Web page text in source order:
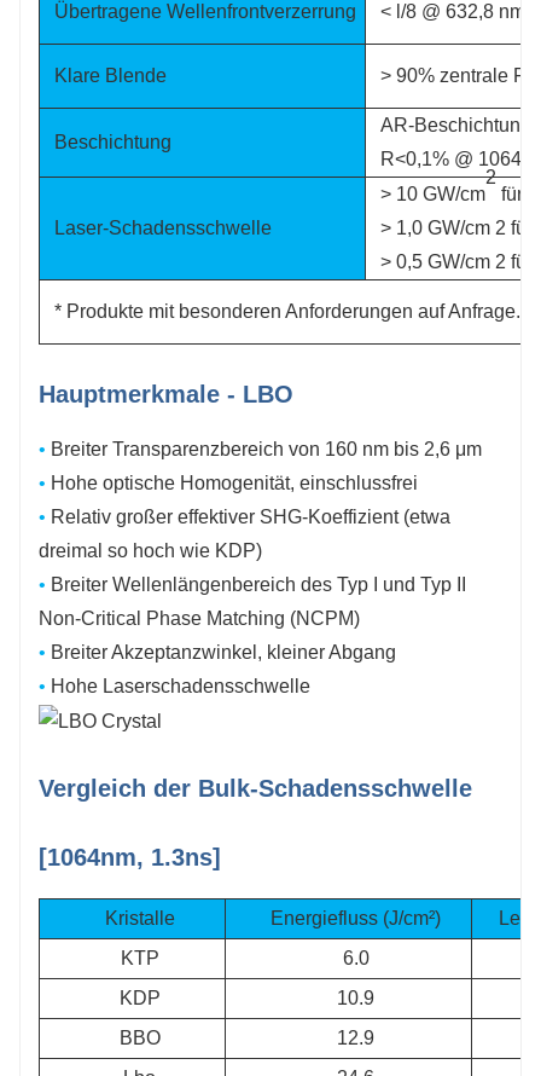
Übertragene Wellenfrontverzerrung < l/8 @ 632,8 nm
Klare Blende > 90% zentrale
Beschichtung
AR-Beschichtung
R<0,1% @ 1064
Laser-Schadensschwelle
> 10 GW/cm
2
für
> 1,0 GW/cm 2 für
> 0,5 GW/cm 2
* Produkte mit besonderen Anforderungen auf Anfrage.
Hauptmerkmale - LBO
• Breiter Transparenzbereich von 160 nm bis 2,6 μm
• Hohe optische Homogenität, einschlussfrei
• Relativ großer effektiver SHG-Koeffizient (etwa
dreimal so hoch wie KDP)
• Breiter Wellenlängenbereich des Typ I und Typ II
Non-Critical Phase Matching (NCPM)
• Breiter Akzeptanzwinkel, kleiner Abgang
• Hohe Laserschadensschwelle
Vergleich der Bulk-Schadensschwelle
[1064nm, 1.3ns]
Kristalle Energiefluss (J/cm²)
KTP
6.0
KDP
10.9
BBO
12.9